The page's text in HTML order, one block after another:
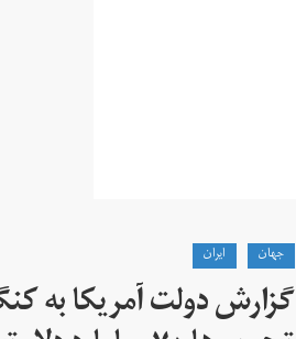
جهان ايران
گزارش دولت آمریکا به